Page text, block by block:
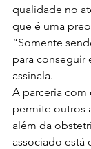
qualidade no
que é uma
“Somente
para conseguir
assinala.
A parceria com
permite outros
além da
associado